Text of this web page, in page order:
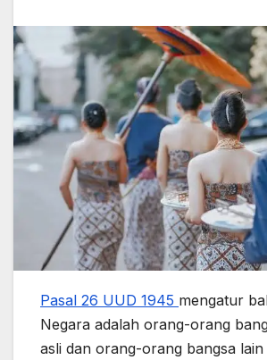
Pasal 26 UUD 1945 mengatur
Negara adalah orang-orang
asli dan orang-orang bangsa